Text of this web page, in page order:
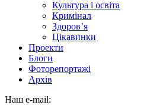
Культура і освіта
Кримінал
Здоров’я
Цікавинки
Проекти
Блоги
Фоторепортажі
Архів
Наш e-mail: